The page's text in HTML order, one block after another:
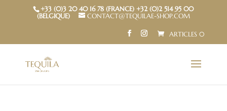
+33 (0)3 20 40 16 78 (FRANCE) +32 (0)2 514 95 00
(BELGIQUE)
CONTACT@TEQUILAE-SHOP.COM
ARTICLES 0